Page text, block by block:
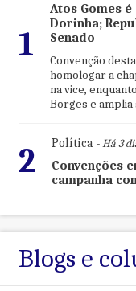
1
Atos Gomes
Dorinha;
Senado
Convenção
homologar a
na vice,
Borges e amplia
2 Política- Há 3
Convenções
campanha
Blogs e